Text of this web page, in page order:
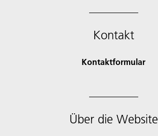
Kontakt
Kontaktformular
Über die Website